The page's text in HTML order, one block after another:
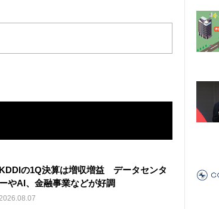
KDDIの1Q決算は増収増益 データセンタ
ーやAI、金融事業などが好調